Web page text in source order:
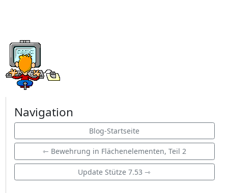
Navigation
Blog-Startseite
⇽ Bewehrung in Flächenelementen, Teil 2
Update Stütze 7.53 ⇾